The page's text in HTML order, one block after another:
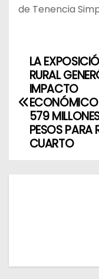
de Tenencia
N
a
ó
LA
RURAL
IMPACTO
ECONÓMICO
579
PESOS PARA
CUARTO